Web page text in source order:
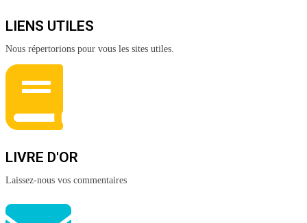
LIENS UTILES
Nous répertorions pour vous les sites utiles.
LIVRE D'OR
Laissez-nous vos commentaires